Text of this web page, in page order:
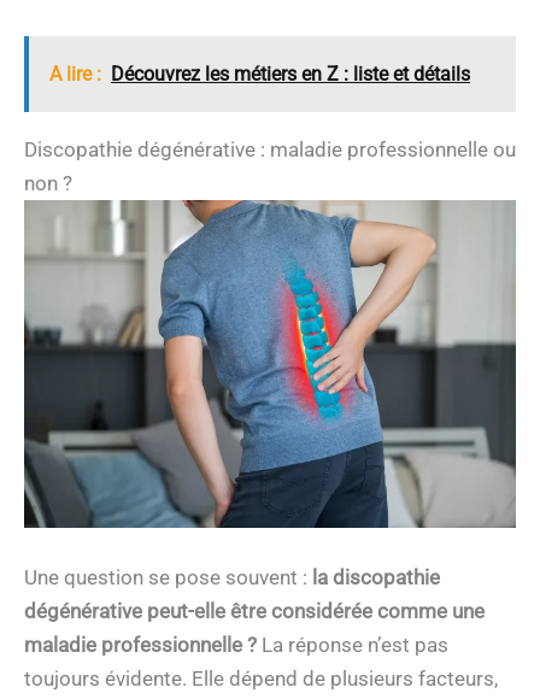
A lire : Découvrez les métiers en Z : liste et détails
Discopathie dégénérative : maladie professionnelle ou
non ?
Une question se pose souvent : la discopathie
dégénérative peut-elle être considérée comme une
maladie professionnelle ? La réponse n’est pas
toujours évidente. Elle dépend de plusieurs facteurs,